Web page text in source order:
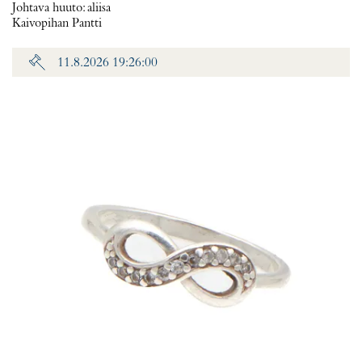
Johtava huuto:aliisa
Kaivopihan Pantti
11.8.2026 19:26:00